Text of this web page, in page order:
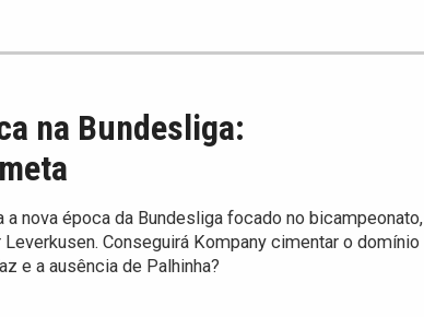
na Bundesliga:
a nova época da Bundesliga focado no bicampeonato,
Conseguirá Kompany cimentar o domínio
e a ausência de Palhinha?